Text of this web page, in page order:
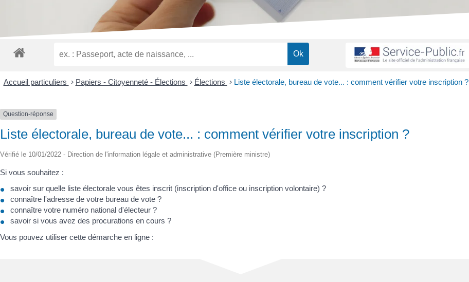
un
lecteur
d'écran ;
sur
pour
un
d'accessibilité.
Accueil particuliers > Papiers - Citoyenneté - Élections > Élections > Liste électorale, bureau de vote... : comment vérifier votre inscription ?
Question-réponse
Liste électorale, bureau de vote... : comment vérifier votre inscription ?
Vérifié le 10/01/2022 - Direction de l'information légale et administrative (Première ministre)
Si vous souhaitez :
savoir sur quelle liste électorale vous êtes inscrit (inscription d'office ou inscription volontaire) ?
connaître l'adresse de votre bureau de vote ?
connaître votre numéro national d'électeur ?
savoir si vous avez des procurations en cours ?
Vous pouvez utiliser cette démarche en ligne :